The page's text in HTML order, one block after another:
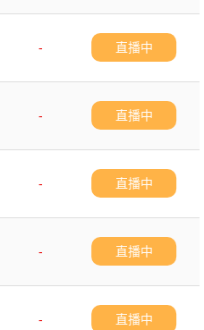
-
直播中
-
直播中
-
直播中
-
直播中
-
直播中